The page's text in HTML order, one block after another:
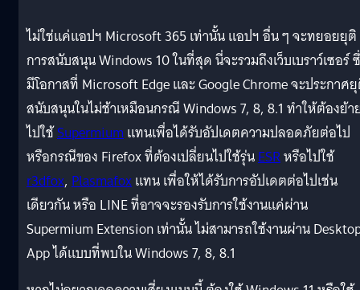
ไม่ใช่แค่แอปฯ Microsoft 365 เท่านั้น แอปฯ อื่น ๆ จะทยอยยุติ
การสนับสนุน Windows 10 ในที่สุด นี่จะรวมถึงเว็บเบราว์เซอร์
มีโอกาสที่ Microsoft Edge และ Google Chrome จะประกาศ
สนับสนุนในไม่ช้าเหมือนกรณี Windows 7, 8, 8.1 ทำให้ต้องย้า
ไปใช้Supermiumแทนเพื่อได้รับอัปเดตความปลอดภัยต่อไป
หรือกรณีของ Firefox ที่ต้องเปลี่ยนไปใช้รุ่นESRหรือไปใช้
r3dfox, Plasmafoxแทน เพื่อให้ได้รับการอัปเดตต่อไปเช่น
เดียวกัน หรือ LINE ที่อาจจะรองรับการใช้งานแค่ผ่าน
Supermium Extension เท่านั้น ไม่สามารถใช้งานผ่าน
App ได้แบบที่พบใน Windows 7, 8, 8.1